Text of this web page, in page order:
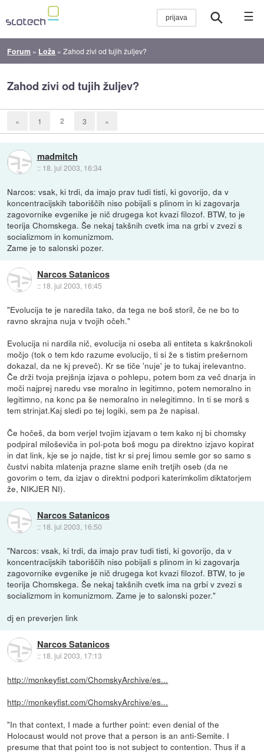
☰
Forum » Loža »Zahod zivi od tujih žuljev?
Zahod zivi od tujih žuljev?
« 1 2 3 »
madmitch
:: 18. jul 2003, 16:34
Narcos: vsak, ki trdi, da imajo prav tudi tisti, ki govorijo, da v
koncentracijskih taboriščih niso pobijali s plinom in ki zagovarja
zagovornike evgenike je nič drugega kot kvazi filozof. BTW, to je
teorija Chomskega. Še nekaj takšnih cvetk ima na grbi v zvezi s
socializmom in komunizmom.
Zame je to salonski pozer.
Narcos Satanicos
:: 18. jul 2003, 16:45
"Evolucija te je naredila tako, da tega ne boš storil, če ne bo to
ravno skrajna nuja v tvojih očeh."
Evolucija ni nardila nič, evolucija ni oseba ali entiteta s kakršnokoli
močjo (tok o tem kdo razume evolucijo, ti si že s tistim prešernom
dokazal, da ne kj preveč). Kr se tiče 'nuje' je to tukaj irelevantno.
Če drži tvoja prejšnja izjava o pohlepu, potem bom za več dnarja in
moči najprej naredu vse moralno in legitimno, potem nemoralno in
legitimno, na konc pa še nemoralno in nelegitimno. In ti se morš s
tem strinjat.Kaj sledi po tej logiki, sem pa že napisal.
Če hočeš, da bom verjel tvojim izjavam o tem kako nj bi chomsky
podpiral miloševiča in pol-pota boš mogu pa direktno izjavo kopirat
in dat link, kje se jo najde, tist kr si prej limou semle gor so samo s
čustvi nabita mlatenja prazne slame enih tretjih oseb (da ne
govorim o tem, da izjav o direktni podpori katerimkolim diktatorjem
že, NIKJER NI).
Narcos Satanicos
:: 18. jul 2003, 16:50
"Narcos: vsak, ki trdi, da imajo prav tudi tisti, ki govorijo, da v
koncentracijskih taboriščih niso pobijali s plinom in ki zagovarja
zagovornike evgenike je nič drugega kot kvazi filozof. BTW, to je
teorija Chomskega. Še nekaj takšnih cvetk ima na grbi v zvezi s
socializmom in komunizmom. Zame je to salonski pozer."
dj en preverjen link
Narcos Satanicos
:: 18. jul 2003, 17:13
http://monkeyfist.com/ChomskyArchive/es...
http://monkeyfist.com/ChomskyArchive/es...
"In that context, I made a further point: even denial of the
Holocaust would not prove that a person is an anti-Semite. I
presume that that point too is not subject to contention. Thus if a